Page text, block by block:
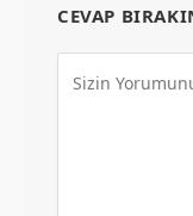
CEVAP